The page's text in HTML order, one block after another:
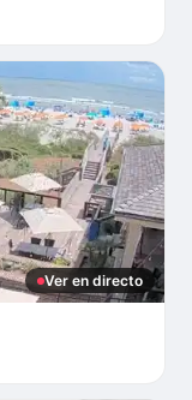
Ver en directo